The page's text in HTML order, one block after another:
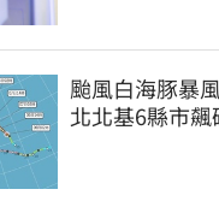
颱風白海豚暴
北北基6縣市